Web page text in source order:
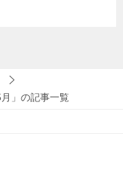
月」の記事一覧